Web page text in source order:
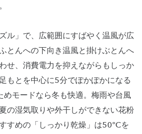
ル」で、広範囲にすばやく温風が広
とんへの下向き温風と掛けぶとんへ
せ、消費電力を抑えながらもしっか
もとを中心に5分でぽかぽかになる
めモードなら冬も快適。梅雨や台風
の湿気取りや外干しができない花粉
すめの「しっかり乾燥」は50℃を